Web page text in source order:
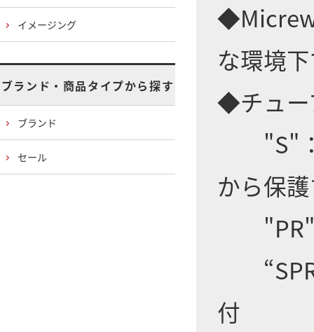
な環境
◆チュー
"S"：
から保
"PR"
付
イメージング
ブランド・商品タイプから探す
ブランド
セール